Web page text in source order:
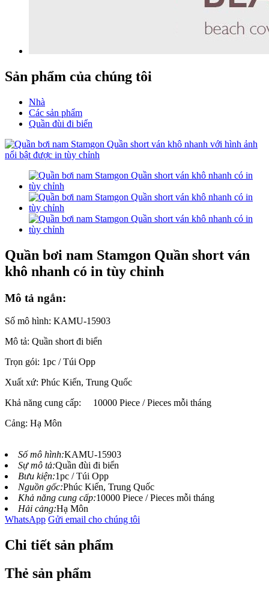
Sản phẩm của chúng tôi
Nhà
Các sản phẩm
Quần đùi đi biển
Quần bơi nam Stamgon Quần short ván
khô nhanh có in tùy chỉnh
Mô tả ngắn:
Số mô hình: KAMU-15903
Mô tả: Quần short đi biển
Trọn gói: 1pc / Túi Opp
Xuất xứ: Phúc Kiến, Trung Quốc
Khả năng cung cấp:
10000 Piece / Pieces mỗi tháng
Cảng: Hạ Môn
Số mô hình:KAMU-15903
Sự mô tả:Quần đùi đi biển
Bưu kiện:1pc / Túi Opp
Nguồn gốc:Phúc Kiến, Trung Quốc
Khả năng cung cấp:10000 Piece / Pieces mỗi tháng
Hải cảng:Hạ Môn
WhatsApp Gửi email cho chúng tôi
Chi tiết sản phẩm
Thẻ sản phẩm